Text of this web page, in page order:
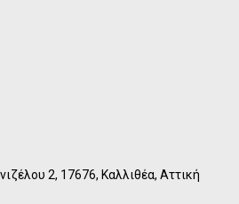
2, 17676, Καλλιθέα, Αττική